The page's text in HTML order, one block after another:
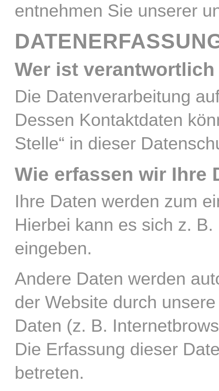
entnehmen Sie unserer
Wer ist
Die Datenverarbeitung
Dessen Kontaktdaten
Stelle“ in dieser
Wie erfassen wir Ihre
Ihre Daten werden zum
Hierbei kann es sich z.
eingeben.
Andere Daten werden
der Website durch
Daten (z. B.
Die Erfassung dieser
betreten.